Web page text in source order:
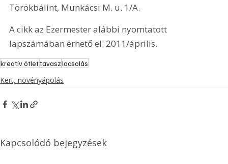
Törökbálint, Munkácsi M. u. 1/A.
A cikk az Ezermester alábbi nyomtatott
lapszámában érhető el: 2011/április.
kreatív ötlettavaszlocsolás
Kert, növényápolás
Kapcsolódó bejegyzések